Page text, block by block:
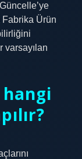
Fabrika Ürün
varsayılan